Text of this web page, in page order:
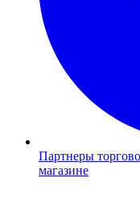
Партнеры
магазине